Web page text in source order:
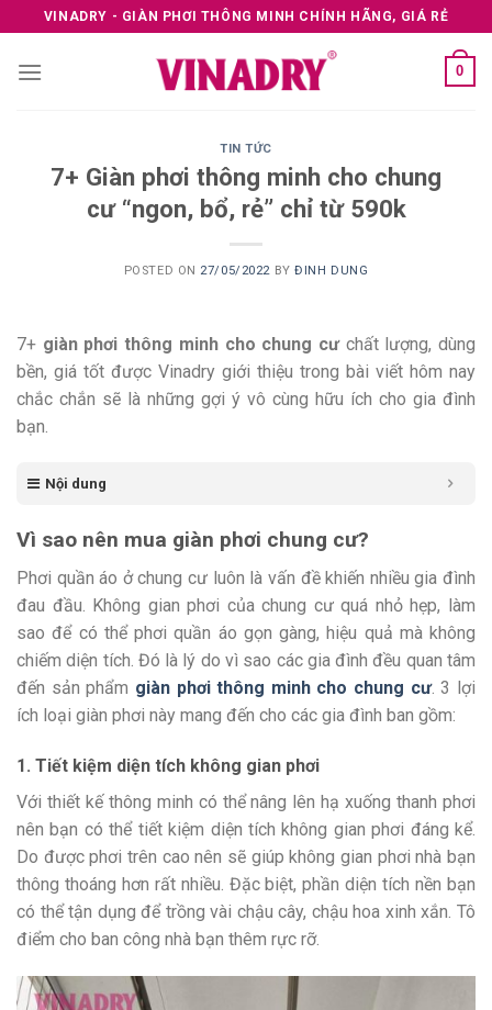
to
content
VINADRY - GIÀN PHƠI THÔNG MINH CHÍNH HÃNG, GIÁ RẺ
0
TIN TỨC
7+ Giàn phơi thông minh cho chung
cư “ngon, bổ, rẻ” chỉ từ 590k
POSTED ON 27/05/2022 BYĐINH DUNG
7+ giàn phơi thông minh cho chung cưchất lượng, dùng
bền, giá tốt được Vinadry giới thiệu trong bài viết hôm nay
chắc chắn sẽ là những gợi ý vô cùng hữu ích cho gia đình
bạn.
Nội dung
Vì sao nên mua giàn phơi chung cư?
Phơi quần áo ở chung cư luôn là vấn đề khiến nhiều gia đình
đau đầu. Không gian phơi của chung cư quá nhỏ hẹp, làm
sao để có thể phơi quần áo gọn gàng, hiệu quả mà không
chiếm diện tích. Đó là lý do vì sao các gia đình đều quan tâm
đến sản phẩm giàn phơi thông minh cho chung cư. 3 lợi
ích loại giàn phơi này mang đến cho các gia đình ban gồm:
1. Tiết kiệm diện tích không gian phơi
Với thiết kế thông minh có thể nâng lên hạ xuống thanh phơi
nên bạn có thể tiết kiệm diện tích không gian phơi đáng kể.
Do được phơi trên cao nên sẽ giúp không gian phơi nhà bạn
thông thoáng hơn rất nhiều. Đặc biệt, phần diện tích nền bạn
có thể tận dụng để trồng vài chậu cây, chậu hoa xinh xắn. Tô
điểm cho ban công nhà bạn thêm rực rỡ.